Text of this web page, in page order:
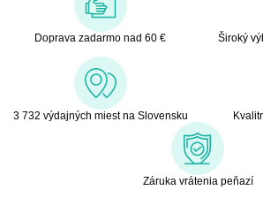
Doprava zadarmo nad 60 €
Široký
3 732 výdajných miest na Slovensku
Záruka vrátenia peňazí